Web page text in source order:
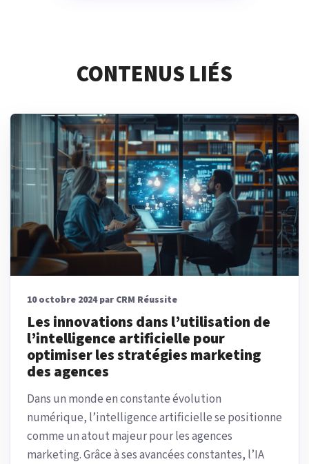
CONTENUS LIÉS
10 octobre 2024 par CRM Réussite
Les innovations dans l’utilisation de
l’intelligence artificielle pour
optimiser les stratégies marketing
des agences
Dans un monde en constante évolution
numérique, l’intelligence artificielle se positionne
comme un atout majeur pour les agences
marketing. Grâce à ses avancées constantes, l’IA